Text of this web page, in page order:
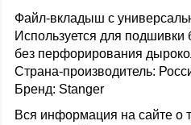
Файл-вкладыш с
Используется для подшивки
без перфорирования
Страна-производитель:
Бренд: Stanger
Вся информация на сайте о